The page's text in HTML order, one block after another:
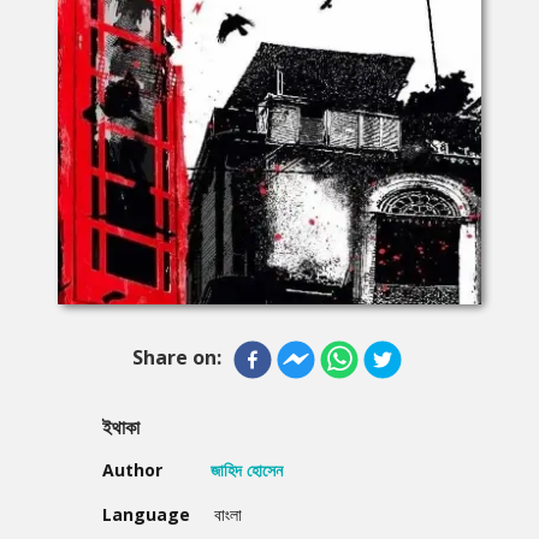
Share on:
ইথাকা
Author
জাহিদ হোসেন
Language
বাংলা